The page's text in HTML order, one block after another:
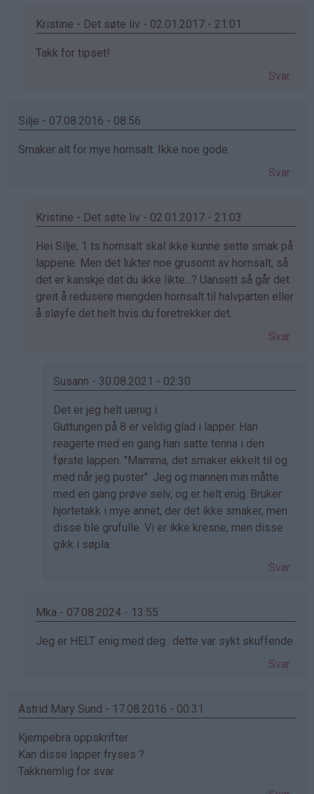
Kristine - Det søte liv - 02.01.2017 - 21:01
Som
Jan
bekreftet)
Takk for tipset!
Svar
Silje - 07.08.2016 - 08:56
Smaker alt for mye hornsalt. Ikke noe gode.
Svar
Kristine - Det søte liv - 02.01.2017 - 21:03
Som
svar
på
av
Silje
Hei Silje, 1 ts hornsalt skal ikke kunne sette smak på
lappene. Men det lukter noe grusomt av hornsalt, så
det er kanskje det du ikke likte...? Uansett så går det
greit å redusere mengden hornsalt til halvparten eller
å sløyfe det helt hvis du foretrekker det.
Svar
Susann - 30.08.2021 - 02:30
Som
svar
på
av
Kristine
-
Det…
Det er jeg helt uenig i.
Guttungen på 8 er veldig glad i lapper. Han
reagerte med en gang han satte tenna i den
første lappen. "Mamma, det smaker ekkelt til og
med når jeg puster". Jeg og mannen min måtte
med en gang prøve selv, og er helt enig. Bruker
hjortetakk i mye annet, der det ikke smaker, men
disse ble grufulle. Vi er ikke kresne, men disse
gikk i søpla.
Svar
Mka - 07.08.2024 - 13:55
Som
Silje
bekreftet)
Jeg er HELT enig med deg.. dette var sykt skuffende
Svar
Astrid Mary Sund - 17.08.2016 - 00:31
Kjempebra oppskrifter.
Kan disse lapper fryses ?
Takknemlig for svar